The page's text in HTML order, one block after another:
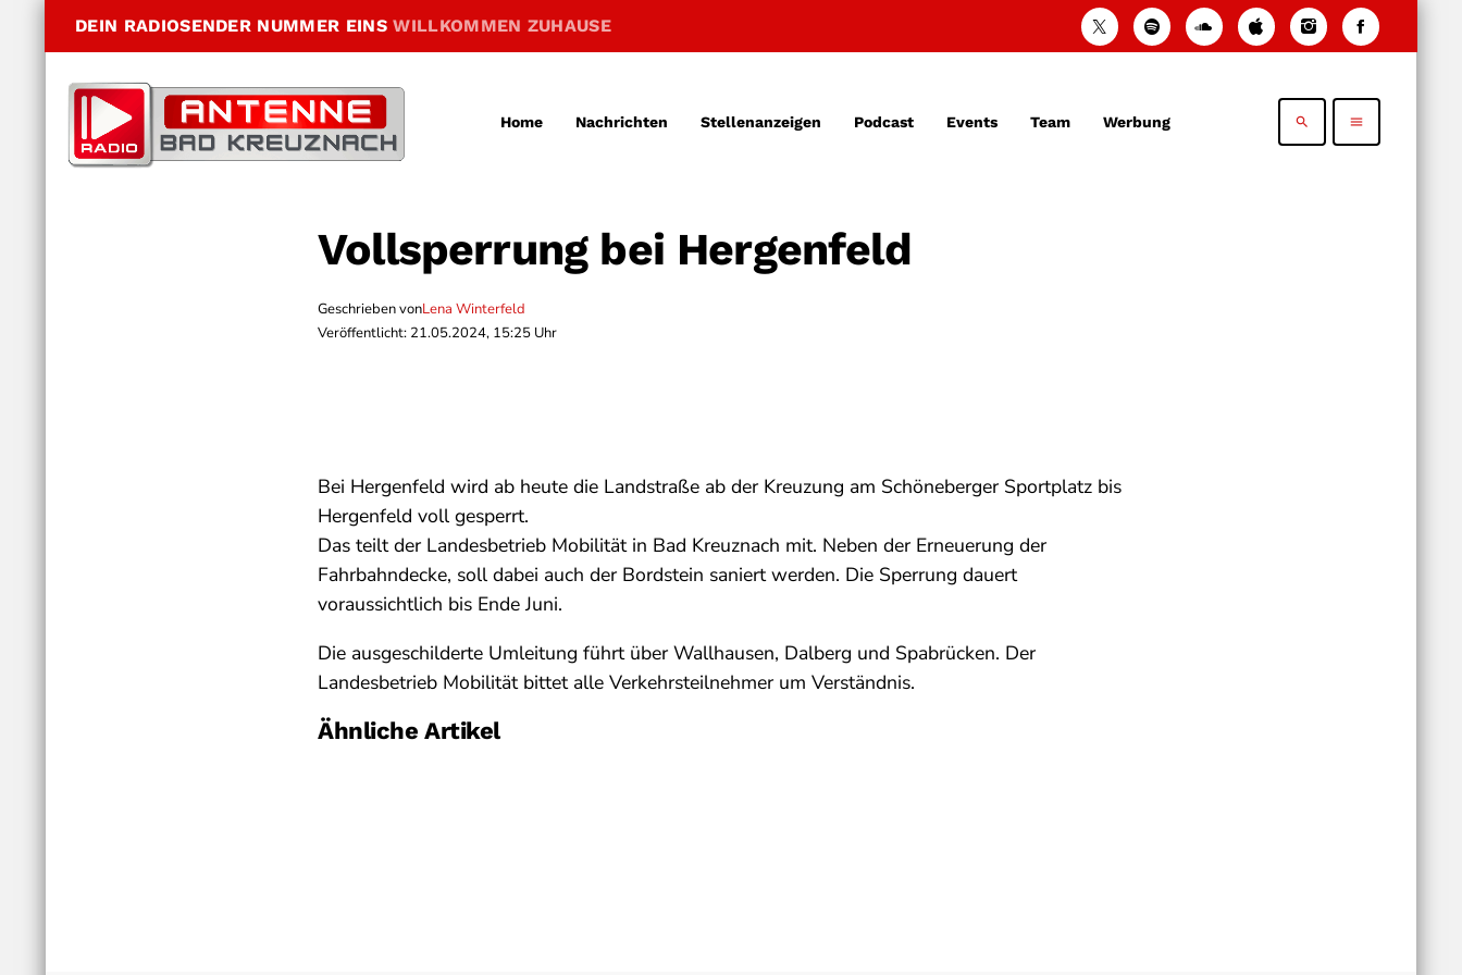
DEIN RADIOSENDER NUMMER EINSWILLKOMMEN ZUHAUSE
Home Nachrichten Stellenanzeigen Podcast Events Team Werbung search menu
Vollsperrung bei Hergenfeld
Geschrieben vonLena Winterfeld
Veröffentlicht: 21.05.2024, 15:25 Uhr
Bei Hergenfeld wird ab heute die Landstraße ab der Kreuzung am Schöneberger Sportplatz bis
Hergenfeld voll gesperrt.
Das teilt der Landesbetrieb Mobilität in Bad Kreuznach mit. Neben der Erneuerung der
Fahrbahndecke, soll dabei auch der Bordstein saniert werden. Die Sperrung dauert
voraussichtlich bis Ende Juni.
Die ausgeschilderte Umleitung führt über Wallhausen, Dalberg und Spabrücken. Der
Landesbetrieb Mobilität bittet alle Verkehrsteilnehmer um Verständnis.
Ähnliche Artikel